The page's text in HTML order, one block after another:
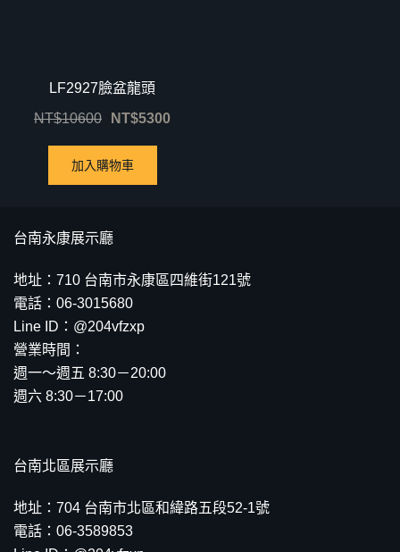
LF2927臉盆龍頭
NT$10600 NT$5300
加入購物車
台南永康展示廳
地址：710 台南市永康區四維街121號
電話：06-3015680
Line ID：@204vfzxp
營業時間：
週一～週五 8:30－20:00
週六 8:30－17:00
台南北區展示廳
地址：704 台南市北區和緯路五段52-1號
電話：06-3589853